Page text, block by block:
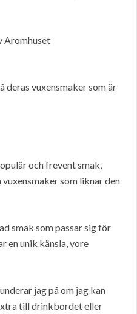
Aromhuset
deras vuxensmaker som är
och frevent smak,
som liknar den
smak som passar sig för
en unik känsla, vore
jag på om jag kan
till drinkbordet eller